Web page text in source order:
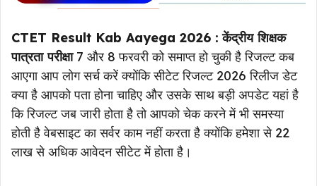
CTET Result Kab Aayega 2026 : केंद्रीय शिक्षक
पात्रता परीक्षा7 और 8 फरवरी को समाप्त हो चुकी है रिजल्ट कब
आएगा आप लोग सर्च करें क्योंकि सीटेट रिजल्ट 2026 रिलीज डेट
क्या है आपको पता होना चाहिए और उसके साथ बड़ी अपडेट यहां है
कि रिजल्ट जब जारी होता है तो आपको चेक करने में भी समस्या
होती है वेबसाइट का सर्वर काम नहीं करता है क्योंकि हमेशा से 22
लाख से अधिक आवेदन सीटेट में होता है।